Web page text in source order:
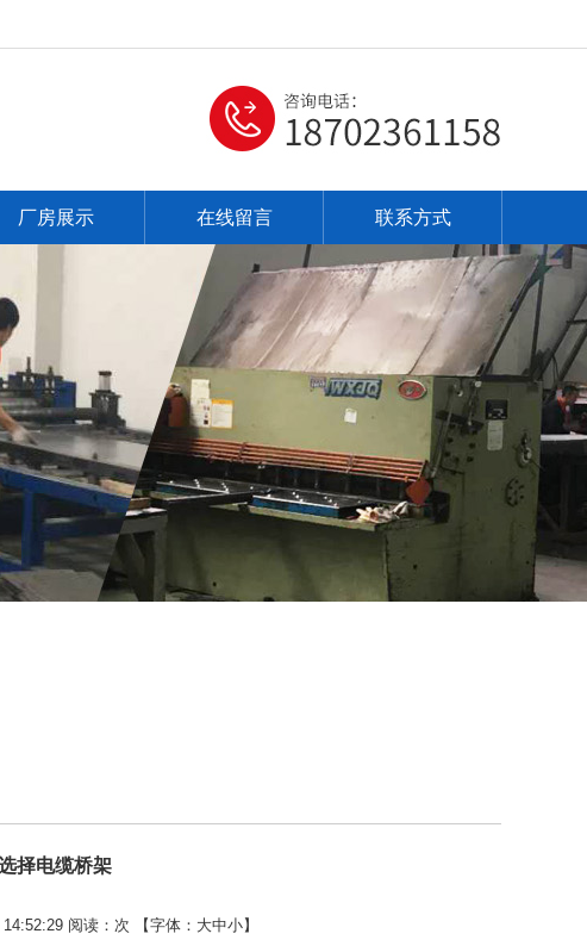
厂房展示 在线留言 联系方式
择电缆桥架
阅读： 次 【字体： 大中小】